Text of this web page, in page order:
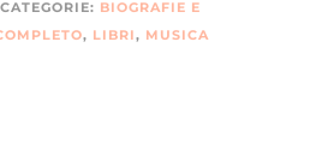
CATEGORIE: BIOGRAFIE E
, LIBRI, MUSICA